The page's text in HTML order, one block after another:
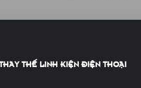
THẾ LINH KIỆN ĐIỆN THOẠI